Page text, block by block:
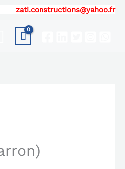
zati.constructions@yahoo.fr
Search